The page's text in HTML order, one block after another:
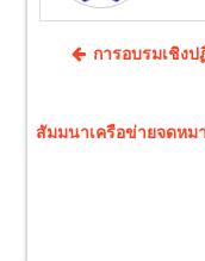
การอบรมเชิง
สัมมนาเครือข่ายจดห